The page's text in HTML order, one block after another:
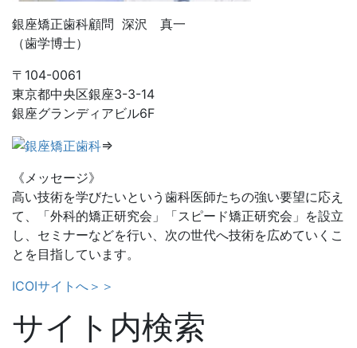
銀座矯正歯科顧問 深沢 真一
（歯学博士）
〒104-0061
東京都中央区銀座3-3-14
銀座グランディアビル6F
⇒
《メッセージ》
高い技術を学びたいという歯科医師たちの強い要望に応え
て、「外科的矯正研究会」「スピード矯正研究会」を設立
し、セミナーなどを行い、次の世代へ技術を広めていくこ
とを目指しています。
ICOIサイトへ＞＞
サイト内検索